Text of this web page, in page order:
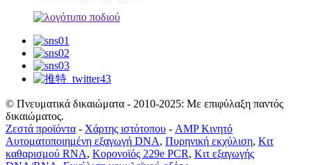
© Πνευματικά δικαιώματα - 2010-2025: Με επιφύλαξη παντός
δικαιώματος.
Ζεστά προϊόντα - Χάρτης ιστότοπου - AMP Κινητό
Αυτοματοποιημένη εξαγωγή DNA, Πυρηνική εκχύλιση, Κιτ
καθαρισμού RNA, Κορονοϊός 229e PCR, Κιτ εξαγωγής